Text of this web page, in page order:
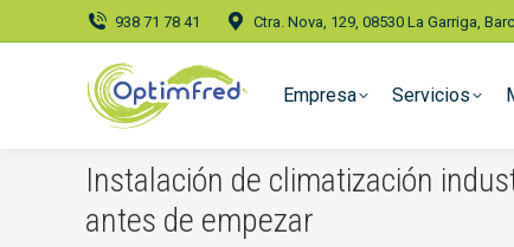
938 71 78 41 Ctra. Nova, 129, 08530 La Garriga,
Empresa Servicios
Instalación de climatización
antes de empezar